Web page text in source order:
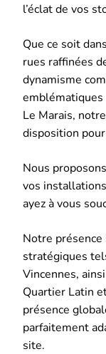
l’éclat de vos
Que ce soit
rues raffinées
dynamisme
Le Marais,
disposition
Nous
vos
ayez à vous
Notre présence
stratégiques
Vincennes,
Quartier Latin
présence
parfaitement
site.